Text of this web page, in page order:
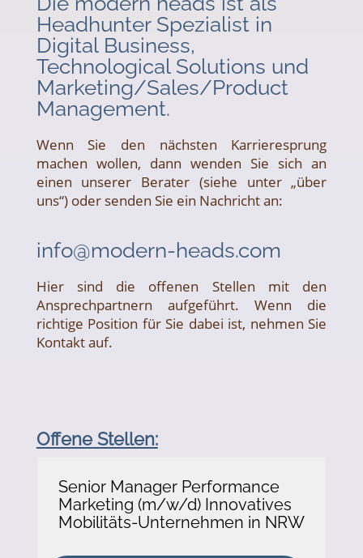
Headhunter Spezialist in
Digital Business,
Technological Solutions und
Marketing/Sales/Product
Management.
Wenn Sie den nächsten Karrieresprung
machen wollen, dann wenden Sie sich an
einen unserer Berater (siehe unter „über
uns“) oder senden Sie ein Nachricht an:
info@modern-heads.com
Hier sind die offenen Stellen mit den
Ansprechpartnern aufgeführt. Wenn die
richtige Position für Sie dabei ist, nehmen Sie
Kontakt auf.
Offene Stellen:
Senior Manager Performance
Marketing (m/w/d) Innovatives
Mobilitäts-Unternehmen in NRW